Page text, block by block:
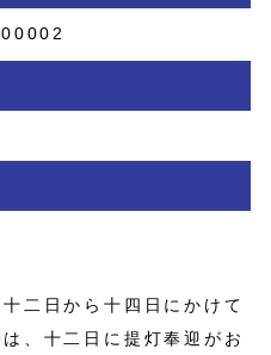
二日から十四日にかけて
、十二日に提灯奉迎がお